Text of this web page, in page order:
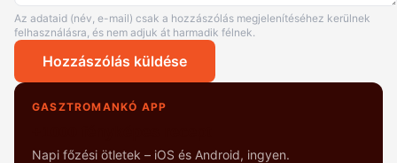
Az adataid (név, e-mail) csak a hozzászólás megjelenítéséhez kerülnek
felhasználásra, és nem adjuk át harmadik félnek.
Hozzászólás küldése
GASZTROMANKÓ APP
Napi főzési ötletek – iOS és Android, ingyen.